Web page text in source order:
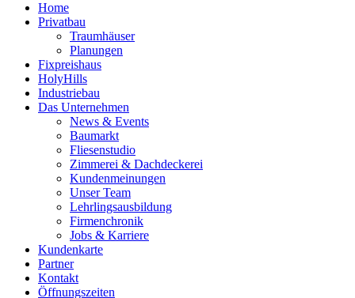
Home
Privatbau
Traumhäuser
Planungen
Fixpreishaus
HolyHills
Industriebau
Das Unternehmen
News & Events
Baumarkt
Fliesenstudio
Zimmerei & Dachdeckerei
Kundenmeinungen
Unser Team
Lehrlingsausbildung
Firmenchronik
Jobs & Karriere
Kundenkarte
Partner
Kontakt
Öffnungszeiten